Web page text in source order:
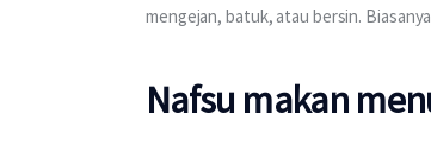
mengejan, batuk, atau bersin.
Nafsu makan